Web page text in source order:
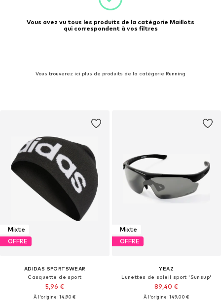
Vous avez vu tous les produits de la catégorie Maillots
qui correspondent à vos filtres
Vous trouverez ici plus de produits de la catégorie Running
Mixte
OFFRE
ADIDAS SPORTSWEAR
Casquette de sport
5,96 €
À l'origine : 14,90 €
Mixte
OFFRE
YEAZ
Lunettes de soleil sport 'Sunsup'
89,40 €
À l'origine : 149,00 €